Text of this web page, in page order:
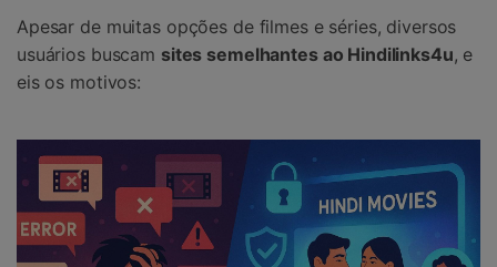
Apesar de muitas opções de filmes e séries, diversos
usuários buscam sites semelhantes ao Hindilinks4u, e
eis os motivos: